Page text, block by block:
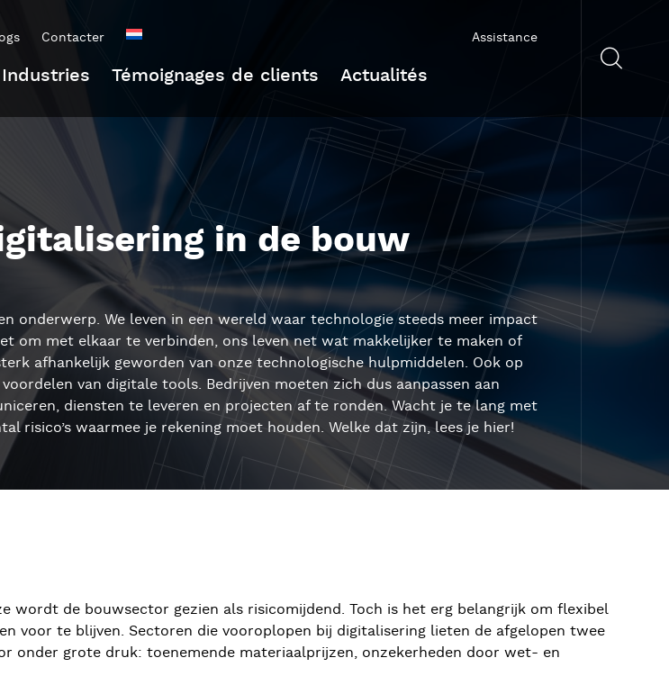
Contacter
Industries Témoignages de clients Actualités
Assistance
in de bouw
onderwerp. We leven in een wereld waar technologie steeds meer impact
om met elkaar te verbinden, ons leven net wat makkelijker te maken of
afhankelijk geworden van onze technologische hulpmiddelen. Ook op
van digitale tools. Bedrijven moeten zich dus aanpassen aan
diensten te leveren en projecten af te ronden. Wacht je te lang met
risico’s waarmee je rekening moet houden. Welke dat zijn, lees je hier!
de bouwsector gezien als risicomijdend. Toch is het erg belangrijk om flexibel
voor te blijven. Sectoren die vooroplopen bij digitalisering lieten de afgelopen twee
onder grote druk: toenemende materiaalprijzen, onzekerheden door wet- en